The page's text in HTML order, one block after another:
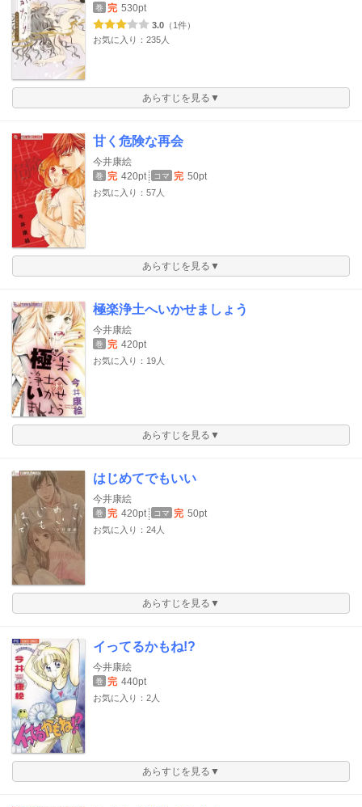
巻 完 530pt
3.0 （1件）
お気に入り：235人
あらすじを見る▼
甘く危険な再会
今井康絵
巻 完 420pt コマ 完 50pt
お気に入り：57人
あらすじを見る▼
極楽浄土へいかせましょう
今井康絵
巻 完 420pt
お気に入り：19人
あらすじを見る▼
はじめてでもいい
今井康絵
巻 完 420pt コマ 完 50pt
お気に入り：24人
あらすじを見る▼
イってるかもね!?
今井康絵
巻 完 440pt
お気に入り：2人
あらすじを見る▼